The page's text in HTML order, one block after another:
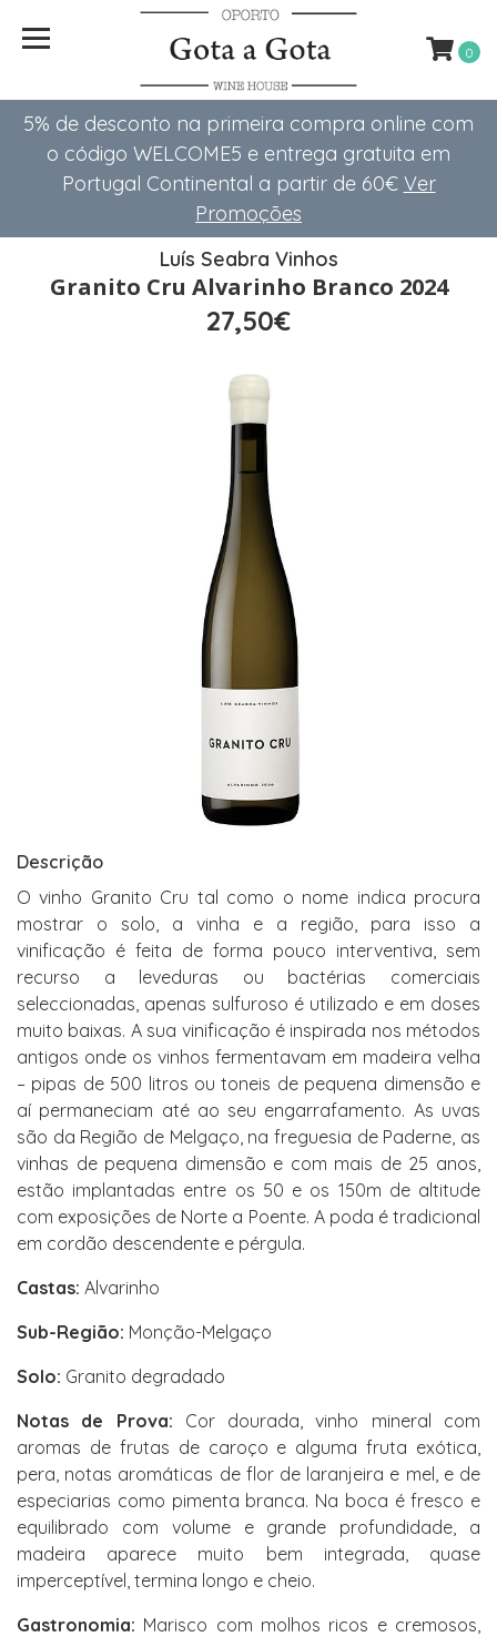
5% de desconto na primeira compra online com
o código WELCOME5 e entrega gratuita em
Portugal Continental a partir de 60€ Ver
Promoções
0
Luís Seabra Vinhos
Granito Cru Alvarinho Branco 2024
27,50€
Descrição
O vinho Granito Cru tal como o nome indica procura
mostrar o solo, a vinha e a região, para isso a
vinificação é feita de forma pouco interventiva, sem
recurso a leveduras ou bactérias comerciais
seleccionadas, apenas sulfuroso é utilizado e em doses
muito baixas. A sua vinificação é inspirada nos métodos
antigos onde os vinhos fermentavam em madeira velha
– pipas de 500 litros ou toneis de pequena dimensão e
aí permaneciam até ao seu engarrafamento. As uvas
são da Região de Melgaço, na freguesia de Paderne, as
vinhas de pequena dimensão e com mais de 25 anos,
estão implantadas entre os 50 e os 150m de altitude
com exposições de Norte a Poente. A poda é tradicional
em cordão descendente e pérgula.
Castas: Alvarinho
Sub-Região: Monção-Melgaço
Solo: Granito degradado
Notas de Prova: Cor dourada, vinho mineral com
aromas de frutas de caroço e alguma fruta exótica,
pera, notas aromáticas de flor de laranjeira e mel, e de
especiarias como pimenta branca. Na boca é fresco e
equilibrado com volume e grande profundidade, a
madeira aparece muito bem integrada, quase
imperceptível, termina longo e cheio.
Gastronomia: Marisco com molhos ricos e cremosos,